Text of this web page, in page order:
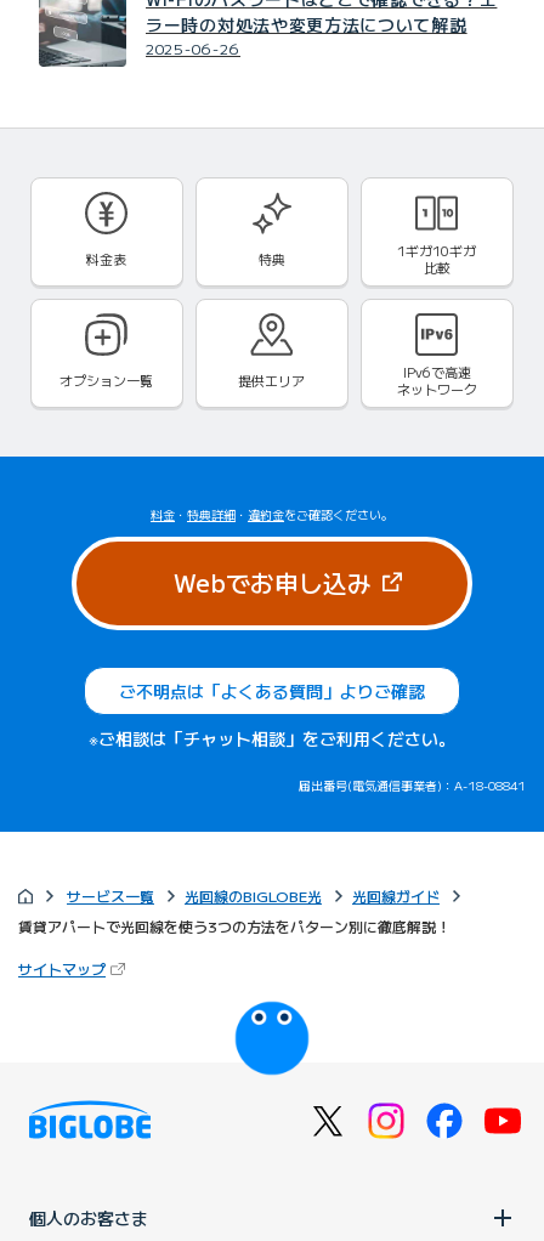
ラー時の対処法や変更方法について解説
2025-06-26
料金表 特典
1ギガ10ギガ
比較
オプション一覧 提供エリア IPv6で高速
ネットワーク
料金 ・ 特典詳細 ・ 違約金をご確認ください。
Webでお申し込み（新しいタブ
ご不明点は「よくある質問」よりご確認
※ご相談は「チャット相談」をご利用ください。
届出番号(電気通信事業者)：A-18-08841
サービス一覧 光回線のBIGLOBE光
光回線ガイド
賃貸アパートで光回線を使う3つの方法をパターン別に徹底解説！
サイトマップ（新しいタブで開きます）
個人のお客さま